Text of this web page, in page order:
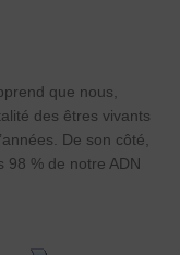
que nous,
des êtres vivants
De son côté,
98 % de notre ADN